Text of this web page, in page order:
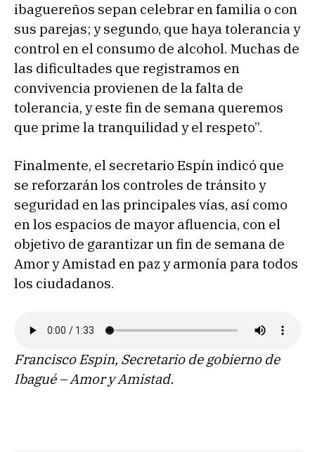
ibaguereños sepan celebrar en familia o con
sus parejas; y segundo, que haya tolerancia y
control en el consumo de alcohol. Muchas de
las dificultades que registramos en
convivencia provienen de la falta de
tolerancia, y este fin de semana queremos
que prime la tranquilidad y el respeto”.
Finalmente, el secretario Espín indicó que
se reforzarán los controles de tránsito y
seguridad en las principales vías, así como
en los espacios de mayor afluencia, con el
objetivo de garantizar un fin de semana de
Amor y Amistad en paz y armonía para todos
los ciudadanos.
Francisco Espin, Secretario de gobierno de
Ibagué – Amor y Amistad.